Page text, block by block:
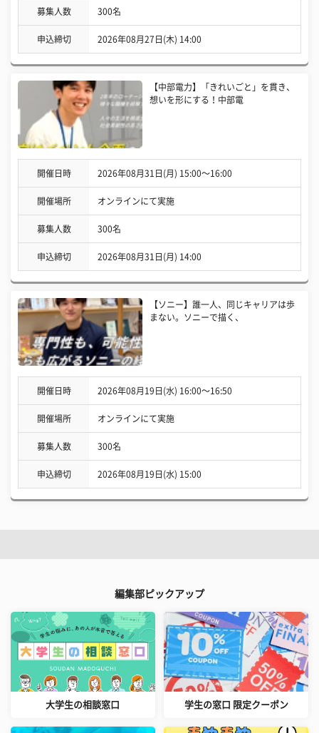
募集人数 300名
申込締切 2026年08月27日(木) 14:00
【中部電力】「きれいごと」を貫き、
想いを形にする！中部電
開催日時 2026年08月31日(月) 15:00〜16:00
開催場所 オンラインにて実施
募集人数 300名
申込締切 2026年08月31日(月) 14:00
【ソニー】誰一人、同じキャリアは歩
まない。ソニーで描く、
開催日時 2026年08月19日(水) 16:00〜16:50
開催場所 オンラインにて実施
募集人数 300名
申込締切 2026年08月19日(水) 15:00
編集部ピックアップ
大学生の相談窓口 学生の窓口 限定クーポン